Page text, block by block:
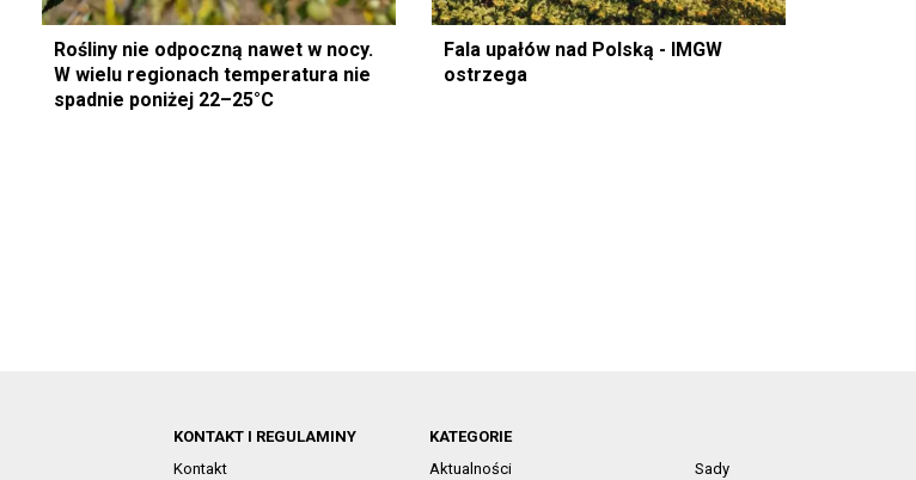
Rośliny nie odpoczną nawet w nocy.
W wielu regionach temperatura nie
spadnie poniżej 22–25°C
Fala upałów nad Polską - IMGW
ostrzega
KONTAKT I REGULAMINY
Kontakt
KATEGORIE
Aktualności
Sady